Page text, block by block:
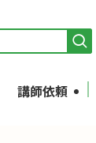
講師依頼